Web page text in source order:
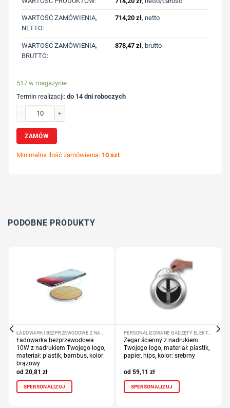
WARTOŚĆ ZAMÓWIENIA,
NETTO:
714,20 zł, netto
WARTOŚĆ ZAMÓWIENIA,
BRUTTO:
878,47 zł, brutto
517 w magazynie
Termin realizacji:do 14 dni roboczych
ZAMÓW
Minimalna ilość zamówienia: 10 szt
PODOBNE PRODUKTY
Ładowarka bezprzewodowa
10W z nadrukiem Twojego logo,
materiał: plastik, bambus, kolor:
brązowy
20,81 zł
SPERSONALIZUJ
Zegar ścienny z nadrukiem
Twojego logo, materiał: plastik,
papier, hips, kolor: srebrny
59,11 zł
SPERSONALIZUJ